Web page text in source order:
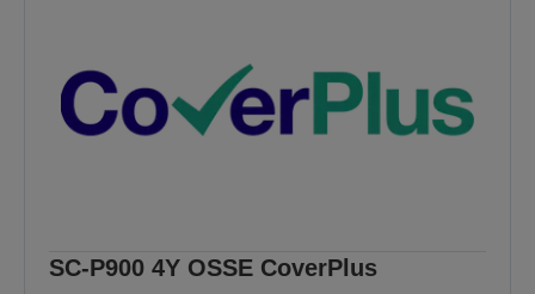
SC-P900 4Y OSSE CoverPlus